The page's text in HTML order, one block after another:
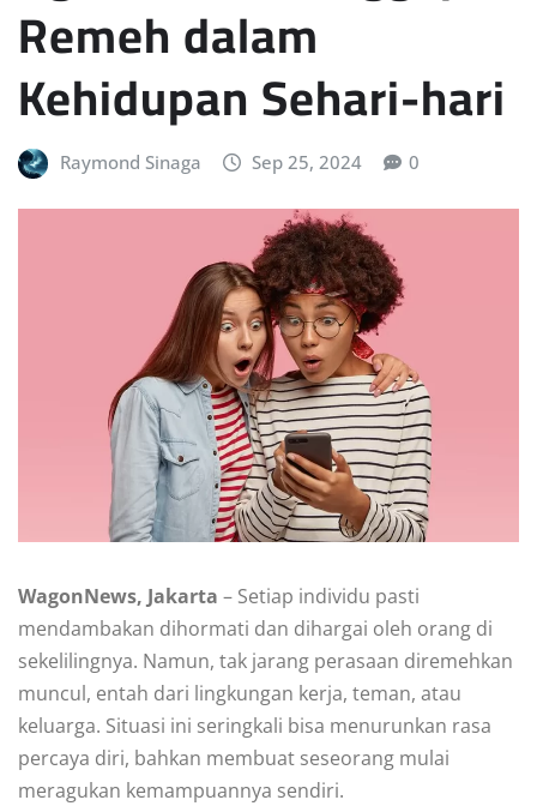
Remeh dalam
Kehidupan Sehari-hari
Raymond Sinaga Sep 25, 2024 0
WagonNews, Jakarta – Setiap individu pasti
mendambakan dihormati dan dihargai oleh orang di
sekelilingnya. Namun, tak jarang perasaan diremehkan
muncul, entah dari lingkungan kerja, teman, atau
keluarga. Situasi ini seringkali bisa menurunkan rasa
percaya diri, bahkan membuat seseorang mulai
meragukan kemampuannya sendiri.